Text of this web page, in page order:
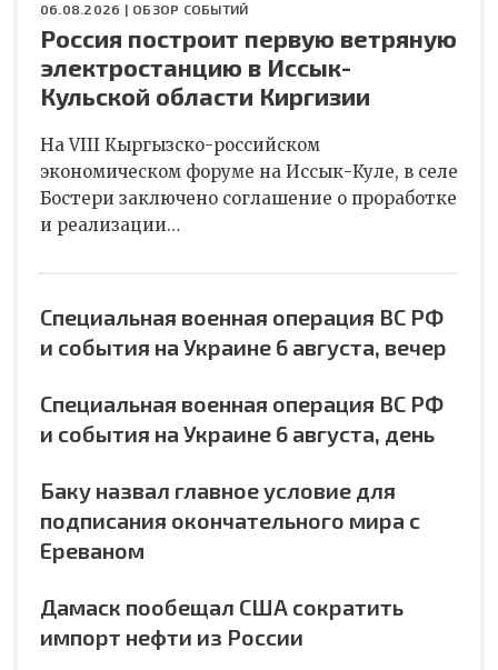
06.08.2026 | ОБЗОР СОБЫТИЙ
Россия построит первую ветряную
электростанцию в Иссык-
Кульской области Киргизии
На VIII Кыргызско-российском
экономическом форуме на Иссык-Куле, в селе
Бостери заключено соглашение о проработке
и реализации…
Специальная военная операция ВС РФ
и события на Украине 6 августа, вечер
Специальная военная операция ВС РФ
и события на Украине 6 августа, день
Баку назвал главное условие для
подписания окончательного мира с
Ереваном
Дамаск пообещал США сократить
импорт нефти из России